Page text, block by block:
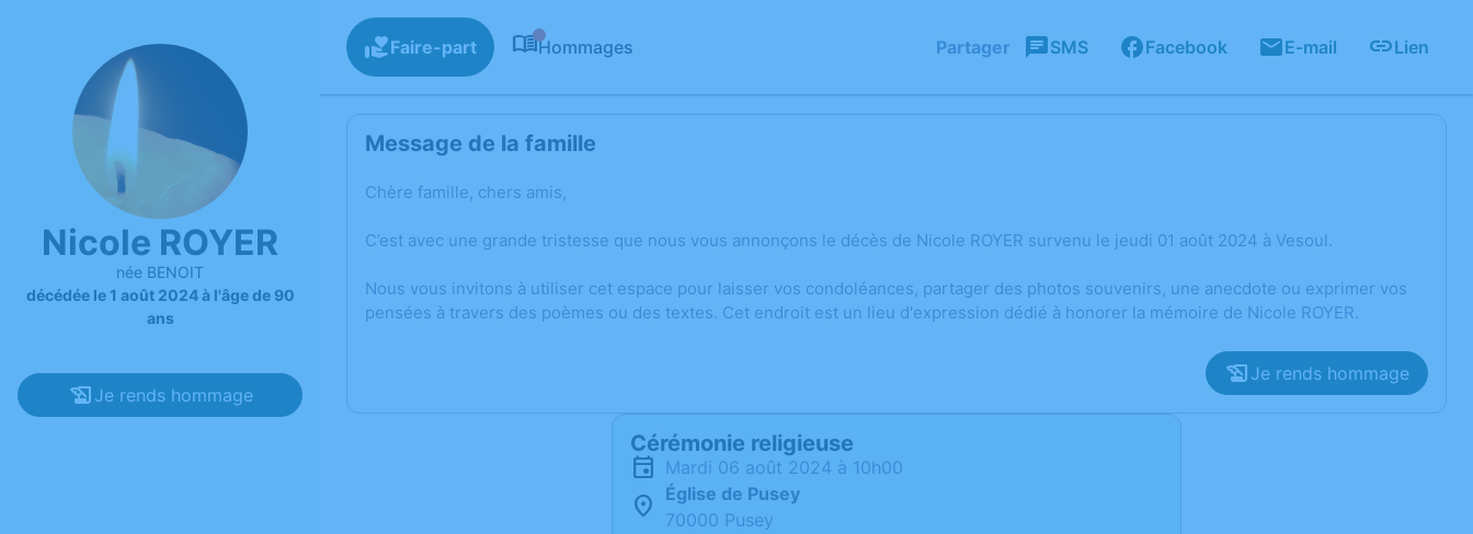
Nicole ROYER
née BENOIT
décédée le 1 août 2024 à l'âge de 90
ans
Je rends hommage
Faire-part Hommages Partager SMS Facebook E-mail Lien
Message de la famille
Chère famille, chers amis,
C’est avec une grande tristesse que nous vous annonçons le décès de Nicole ROYER survenu le jeudi 01 août 2024 à Vesoul.
Nous vous invitons à utiliser cet espace pour laisser vos condoléances, partager des photos souvenirs, une anecdote ou exprimer vos
pensées à travers des poèmes ou des textes. Cet endroit est un lieu d'expression dédié à honorer la mémoire de Nicole ROYER.
Je rends hommage
Cérémonie religieuse
mardi 06 août 2024 à 10h00
Église de Pusey
70000 Pusey